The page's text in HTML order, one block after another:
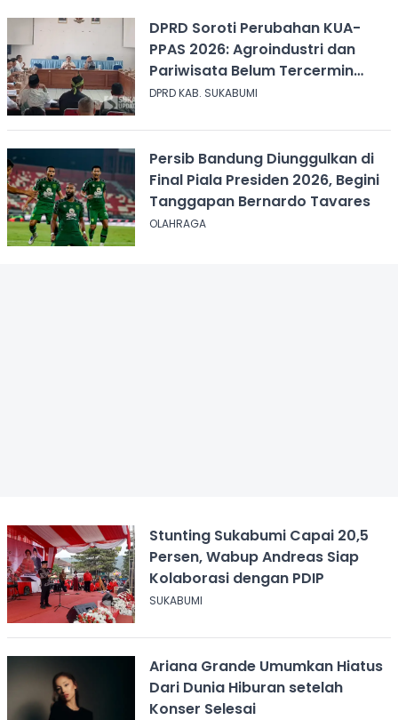
DPRD Soroti Perubahan KUA-
PPAS 2026: Agroindustri dan
Pariwisata Belum Tercermin
dalam Anggaran
DPRD KAB. SUKABUMI
Persib Bandung Diunggulkan di
Final Piala Presiden 2026, Begini
Tanggapan Bernardo Tavares
OLAHRAGA
Stunting Sukabumi Capai 20,5
Persen, Wabup Andreas Siap
Kolaborasi dengan PDIP
SUKABUMI
Ariana Grande Umumkan Hiatus
Dari Dunia Hiburan setelah
Konser Selesai